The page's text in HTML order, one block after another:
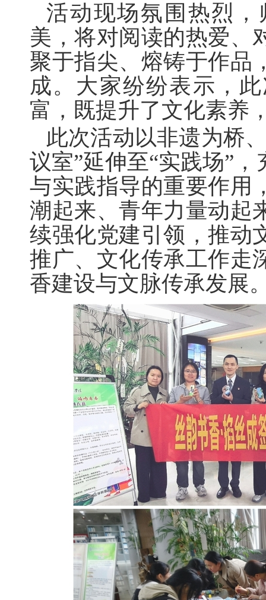
活动现场氛围热烈
美，将对阅读的热爱、
聚于指尖、熔铸于作品
成。大家纷纷表示，
富，既提升了文化素养
此次活动以非遗为桥
议室”延伸至“实践场”
与实践指导的重要作用
潮起来、青年力量动起
续强化党建引领，推动
推广、文化传承工作走
香建设与文脉传承发展